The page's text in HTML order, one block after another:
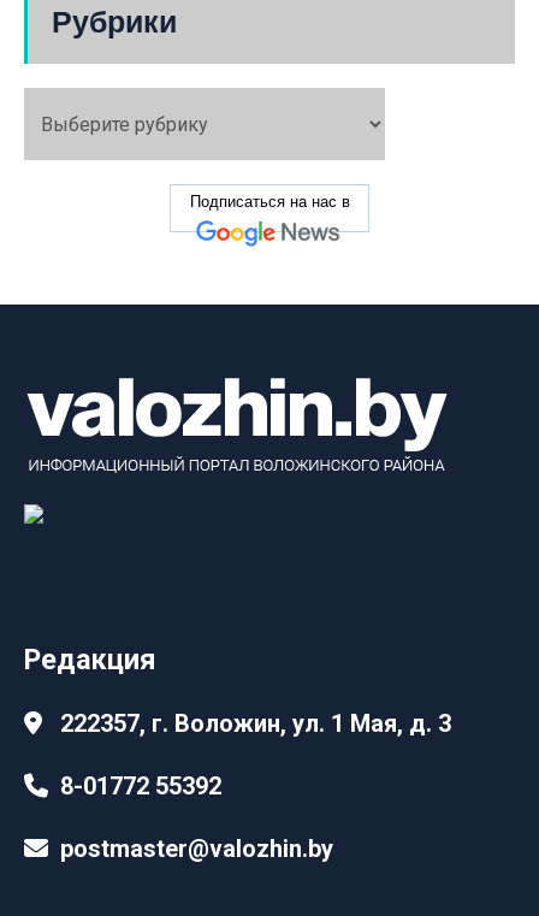
Рубрики
Подписаться на нас в
Редакция
222357, г. Воложин, ул. 1 Мая, д. 3
8-01772 55392
postmaster@valozhin.by